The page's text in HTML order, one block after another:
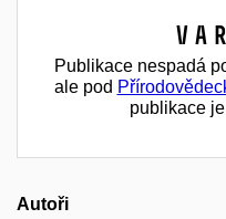
Publikace nespadá
ale pod
publikace
Autoři